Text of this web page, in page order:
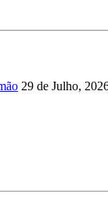
29 de Julho,